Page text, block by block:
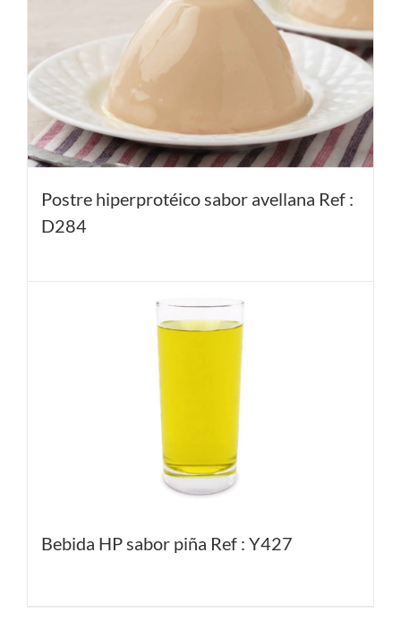
Postre hiperprotéico sabor avellana Ref :
D284
Bebida HP sabor piña Ref : Y427